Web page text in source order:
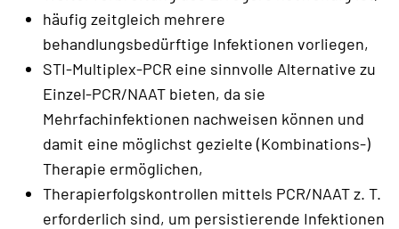
häufig zeitgleich mehrere
behandlungsbedürftige Infektionen vorliegen,
STI-Multiplex-PCR eine sinnvolle Alternative zu
Einzel-PCR/NAAT bieten, da sie
Mehrfachinfektionen nachweisen können und
damit eine möglichst gezielte (Kombinations-)
Therapie ermöglichen,
Therapierfolgskontrollen mittels PCR/NAAT z. T.
erforderlich sind, um persistierende Infektionen